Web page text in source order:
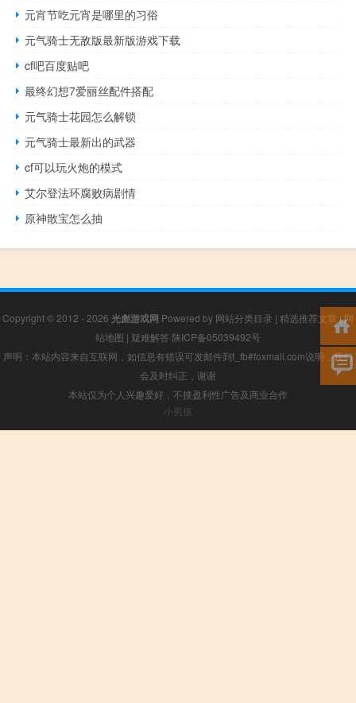
元宵节吃元宵是哪里的习俗
元气骑士无敌版最新版游戏下载
cf吧百度贴吧
最终幻想7爱丽丝配件搭配
元气骑士花园怎么解锁
元气骑士最新出的武器
cf可以玩火炮的模式
艾尔登法环腐败病剧情
原神散宝怎么抽
Copyright © 2012 - 2026 光彪游戏网 Powered by 网站分类目录 | 精选推荐文章 |网
站地图 | 疑难解答 陕ICP备05039492号
声明：本站内容来自互联网，如信息有错误可发邮件到f_fb#foxmail.com说明，我们
会及时纠正，谢谢
本站仅为个人兴趣爱好，不接盈利性广告及商业合作
小男孩